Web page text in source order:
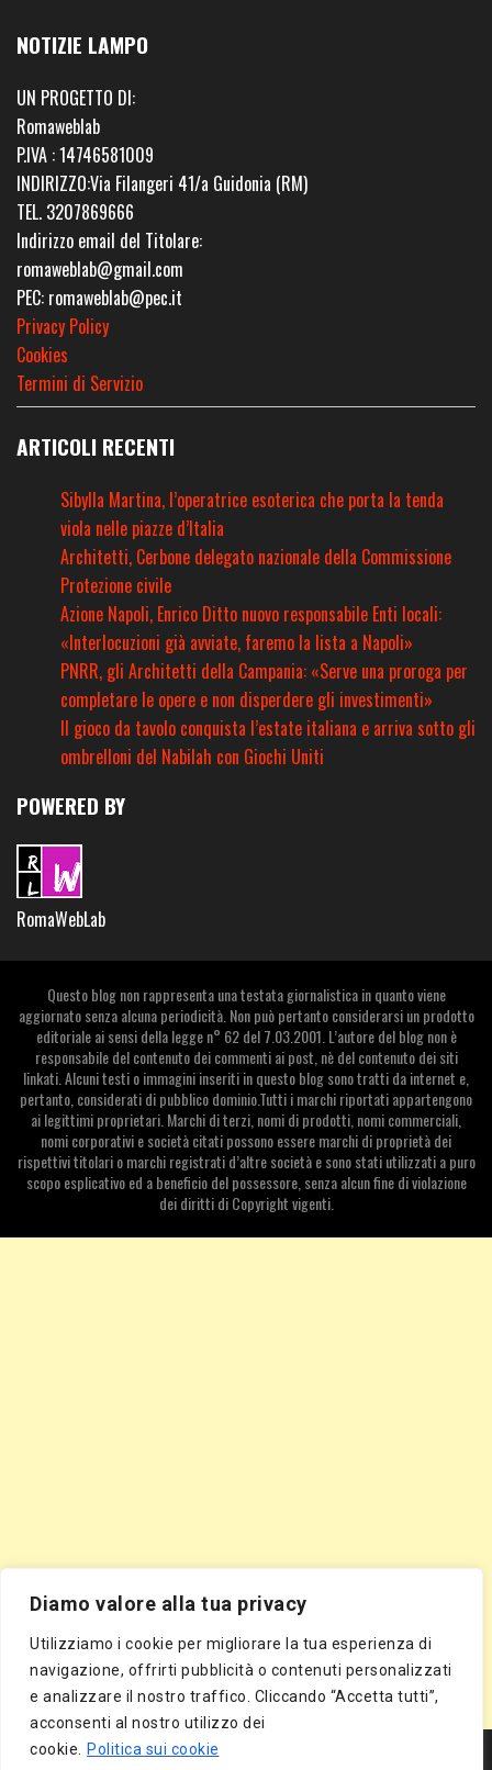
Diamo valore alla tua privacy
Utilizziamo i cookie per migliorare la tua esperienza di
navigazione, offrirti pubblicità o contenuti personalizzati
e analizzare il nostro traffico. Cliccando “Accetta tutti”,
acconsenti al nostro utilizzo dei
cookie.
Politica sui cookie
NOTIZIE LAMPO
UN PROGETTO DI:
Romaweblab
P.IVA : 14746581009
INDIRIZZO:Via Filangeri 41/a Guidonia (RM)
TEL. 3207869666
Indirizzo email del Titolare:
romaweblab@gmail.com
PEC: romaweblab@pec.it
Privacy Policy
Cookies
Termini di Servizio
ARTICOLI RECENTI
Sibylla Martina, l’operatrice esoterica che porta la tenda
viola nelle piazze d’Italia
Architetti, Cerbone delegato nazionale della Commissione
Protezione civile
Azione Napoli, Enrico Ditto nuovo responsabile Enti locali:
«Interlocuzioni già avviate, faremo la lista a Napoli»
PNRR, gli Architetti della Campania: «Serve una proroga per
completare le opere e non disperdere gli investimenti»
Il gioco da tavolo conquista l’estate italiana e arriva sotto gli
ombrelloni del Nabilah con Giochi Uniti
POWERED BY
RomaWebLab
Questo blog non rappresenta una testata giornalistica in quanto viene
aggiornato senza alcuna periodicità. Non può pertanto considerarsi un prodotto
editoriale ai sensi della legge n° 62 del 7.03.2001. L’autore del blog non è
responsabile del contenuto dei commenti ai post, nè del contenuto dei siti
linkati. Alcuni testi o immagini inseriti in questo blog sono tratti da internet e,
pertanto, considerati di pubblico dominio.Tutti i marchi riportati appartengono
ai legittimi proprietari. Marchi di terzi, nomi di prodotti, nomi commerciali,
nomi corporativi e società citati possono essere marchi di proprietà dei
rispettivi titolari o marchi registrati d’altre società e sono stati utilizzati a puro
scopo esplicativo ed a beneficio del possessore, senza alcun fine di violazione
dei diritti di Copyright vigenti.
Segnala Sito Gratis| Segnala Azienda Gratis